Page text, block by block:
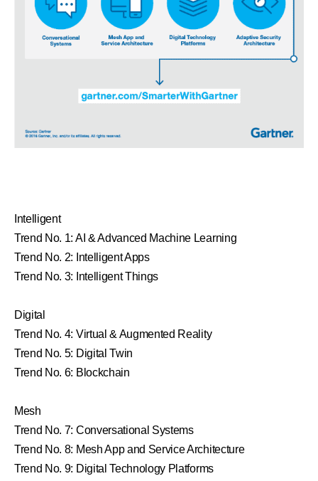
Intelligent
Trend No. 1: AI & Advanced Machine Learning
Trend No. 2: Intelligent Apps
Trend No. 3: Intelligent Things
Digital
Trend No. 4: Virtual & Augmented Reality
Trend No. 5: Digital Twin
Trend No. 6: Blockchain
Mesh
Trend No. 7: Conversational Systems
Trend No. 8: Mesh App and Service Architecture
Trend No. 9: Digital Technology Platforms